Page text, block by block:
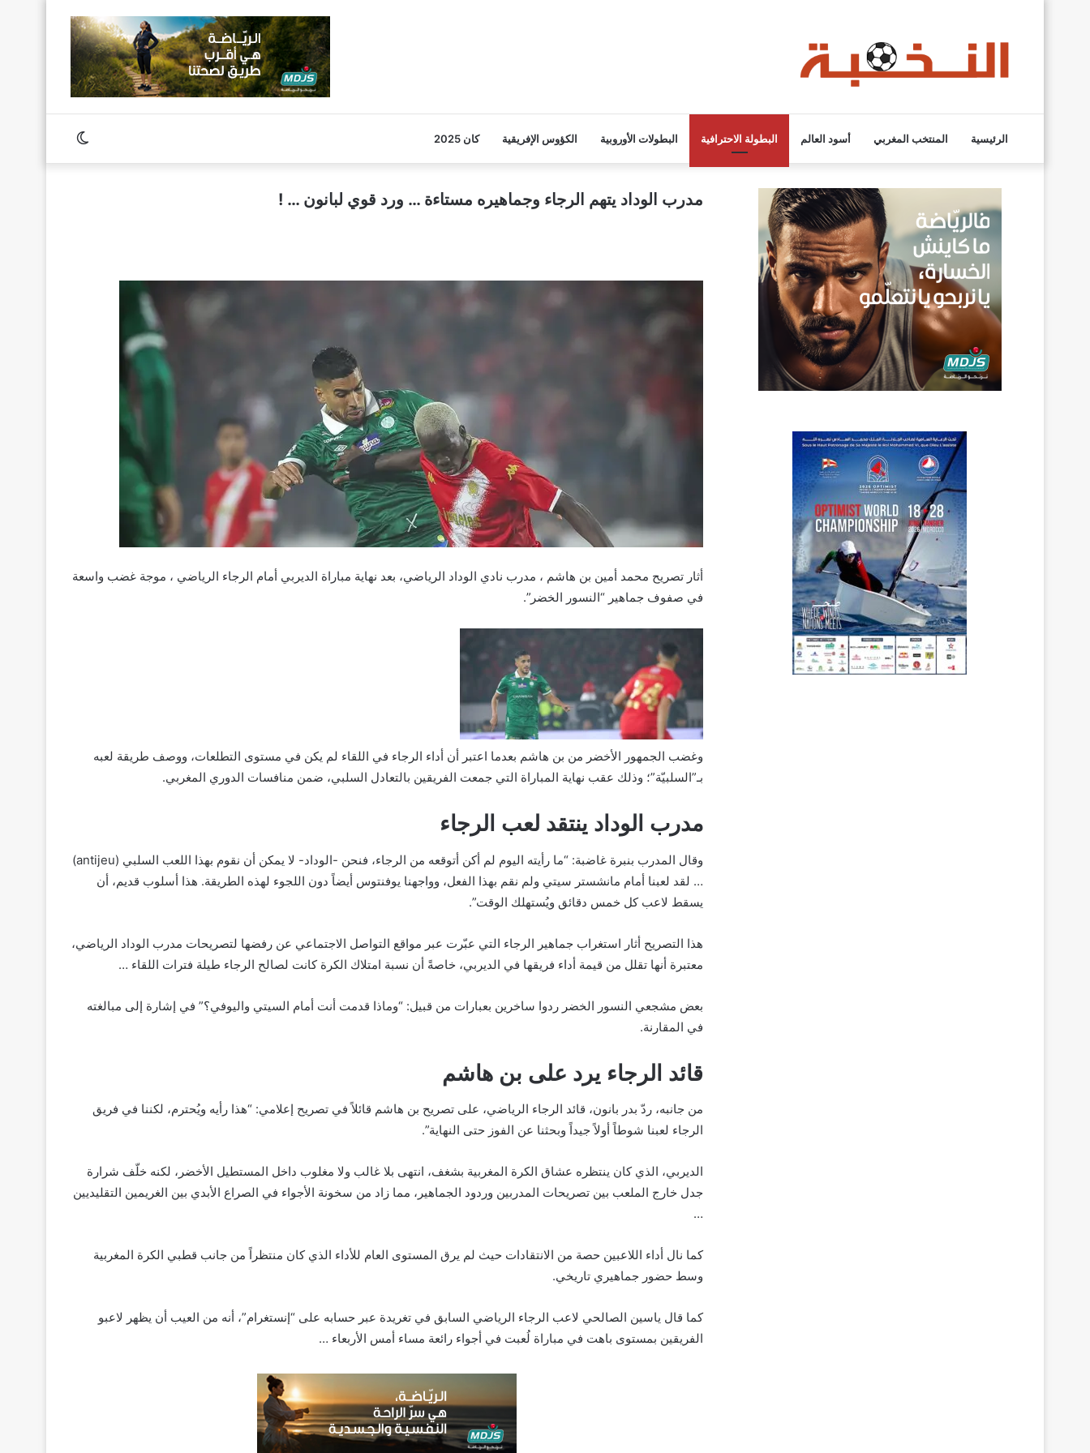
الرئيسية المنتخب المغربي أسود العالم البطولة الاحترافية البطولات الأوروبية الكؤوس الإفريقية كان 2025
مدرب الوداد يتهم الرجاء وجماهيره مستاءة … ورد قوي لبانون … !
أثار تصريح محمد أمين بن هاشم ، مدرب نادي الوداد الرياضي، بعد نهاية مباراة الديربي أمام الرجاء الرياضي ، موجة غضب واسعة
في صفوف جماهير “النسور الخضر”.
وغضب الجمهور الأخضر من بن هاشم بعدما اعتبر أن أداء الرجاء في اللقاء لم يكن في مستوى التطلعات، ووصف طريقة لعبه
بـ”السلبيّة”؛ وذلك عقب نهاية المباراة التي جمعت الفريقين بالتعادل السلبي، ضمن منافسات الدوري المغربي.
مدرب الوداد ينتقد لعب الرجاء
وقال المدرب بنبرة غاضبة: “ما رأيته اليوم لم أكن أتوقعه من الرجاء، فنحن -الوداد- لا يمكن أن نقوم بهذا اللعب السلبي (antijeu)
… لقد لعبنا أمام مانشستر سيتي ولم نقم بهذا الفعل، وواجهنا يوفنتوس أيضاً دون اللجوء لهذه الطريقة. هذا أسلوب قديم، أن
يسقط لاعب كل خمس دقائق ويُستهلك الوقت”.
هذا التصريح أثار استغراب جماهير الرجاء التي عبّرت عبر مواقع التواصل الاجتماعي عن رفضها لتصريحات مدرب الوداد الرياضي،
معتبرة أنها تقلل من قيمة أداء فريقها في الديربي، خاصةً أن نسبة امتلاك الكرة كانت لصالح الرجاء طيلة فترات اللقاء …
بعض مشجعي النسور الخضر ردوا ساخرين بعبارات من قبيل: “وماذا قدمت أنت أمام السيتي واليوفي؟” في إشارة إلى مبالغته
في المقارنة.
قائد الرجاء يرد على بن هاشم
من جانبه، ردّ بدر بانون، قائد الرجاء الرياضي، على تصريح بن هاشم قائلاً في تصريح إعلامي: “هذا رأيه ويُحترم، لكننا في فريق
الرجاء لعبنا شوطاً أولاً جيداً وبحثنا عن الفوز حتى النهاية”.
الديربي، الذي كان ينتظره عشاق الكرة المغربية بشغف، انتهى بلا غالب ولا مغلوب داخل المستطيل الأخضر، لكنه خلّف شرارة
جدل خارج الملعب بين تصريحات المدربين وردود الجماهير، مما زاد من سخونة الأجواء في الصراع الأبدي بين الغريمين التقليديين
…
كما نال أداء اللاعبين حصة من الانتقادات حيث لم يرق المستوى العام للأداء الذي كان منتظراً من جانب قطبي الكرة المغربية
وسط حضور جماهيري تاريخي.
كما قال ياسين الصالحي لاعب الرجاء الرياضي السابق في تغريدة عبر حسابه على “إنستغرام”، أنه من العيب أن يظهر لاعبو
الفريقين بمستوى باهت في مباراة لُعبت في أجواء رائعة مساء أمس الأربعاء …